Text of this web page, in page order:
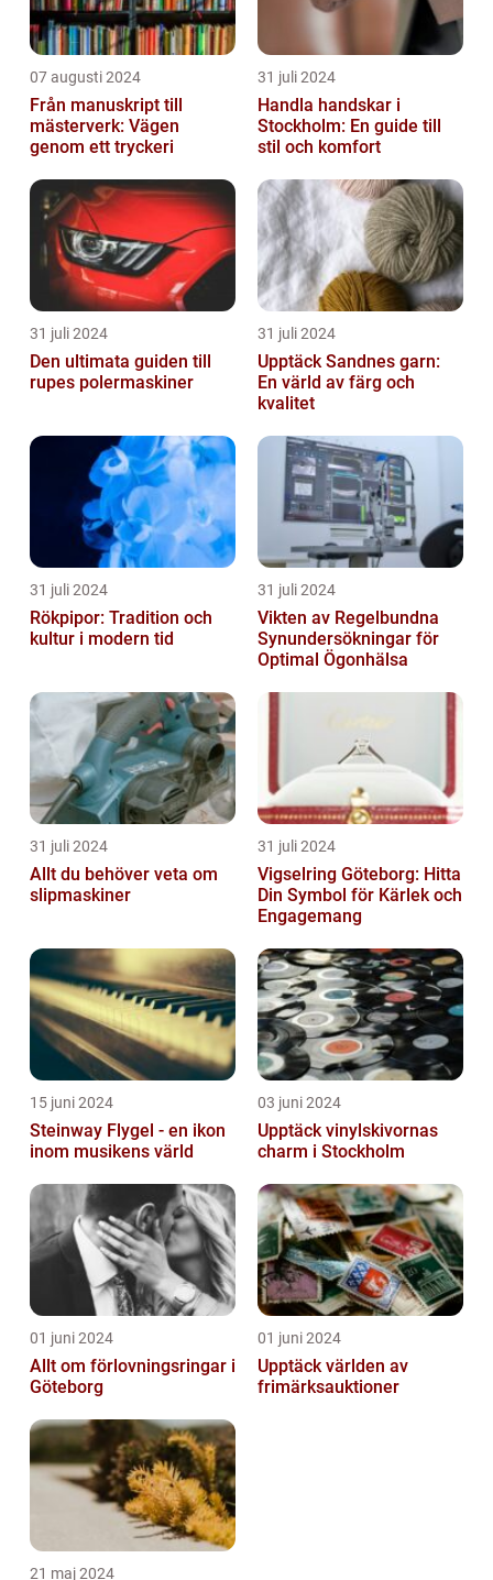
07 augusti 2024
Från manuskript till
mästerverk: Vägen
genom ett tryckeri
31 juli 2024
Handla handskar i
Stockholm: En guide till
stil och komfort
31 juli 2024
Den ultimata guiden till
rupes polermaskiner
31 juli 2024
Upptäck Sandnes garn:
En värld av färg och
kvalitet
31 juli 2024
Rökpipor: Tradition och
kultur i modern tid
31 juli 2024
Vikten av Regelbundna
Synundersökningar för
Optimal Ögonhälsa
31 juli 2024
Allt du behöver veta om
slipmaskiner
31 juli 2024
Vigselring Göteborg: Hitta
Din Symbol för Kärlek och
Engagemang
15 juni 2024
Steinway Flygel - en ikon
inom musikens värld
03 juni 2024
Upptäck vinylskivornas
charm i Stockholm
01 juni 2024
Allt om förlovningsringar i
Göteborg
01 juni 2024
Upptäck världen av
frimärksauktioner
21 maj 2024